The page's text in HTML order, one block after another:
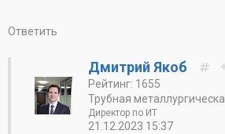
Ответить
Дмитрий Якоб
Рейтинг: 1655
Трубная
Директор по ИТ
21.12.2023 15:37